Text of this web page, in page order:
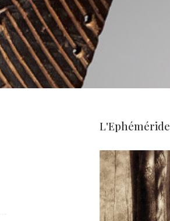
L'Ephéméride